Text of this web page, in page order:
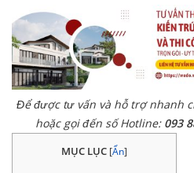
Để được tư vấn và hỗ trợ nhanh
hoặc gọi đến số Hotline: 093
MỤC LỤC [Ẩn]